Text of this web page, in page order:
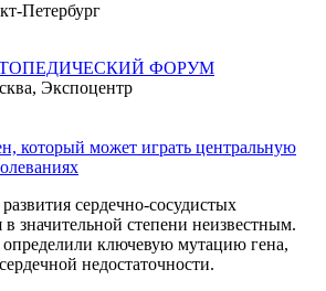
Петербург
ФОРУМ
Экспоцентр
который может играть центральную
сердечно-сосудистых
в значительной степени неизвестным.
ключевую мутацию гена,
недостаточности.